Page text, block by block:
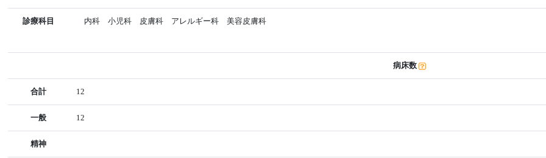
診療科目 内科 小児科 皮膚科 アレルギー科 美容皮膚科
病床数
合計 12
一般 12
精神